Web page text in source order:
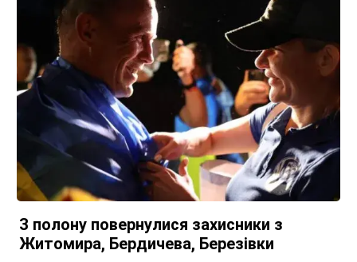
З полону повернулися захисники з
Житомира, Бердичева, Березівки